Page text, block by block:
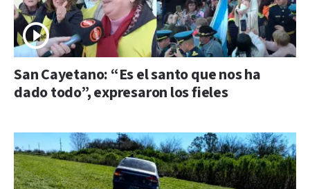
San Cayetano: “Es el santo que nos ha
dado todo”, expresaron los fieles